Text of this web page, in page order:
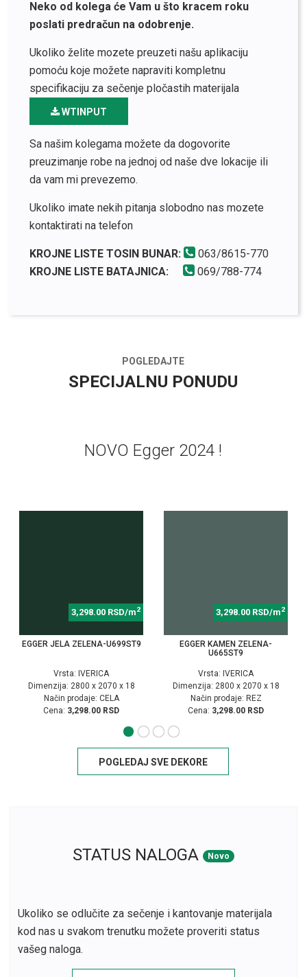
Neko od kolega će Vam u što kracem roku
poslati predračun na odobrenje.
Ukoliko želite mozete preuzeti našu aplikaciju
pomoću koje možete napraviti kompletnu
specifikaciju za sečenje pločastih materijala
WTINPUT
Sa našim kolegama možete da dogovorite
preuzimanje robe na jednoj od naše dve lokacije ili
da vam mi prevezemo.
Ukoliko imate nekih pitanja slobodno nas mozete
kontaktirati na telefon
KROJNE LISTE TOSIN BUNAR:
063/8615-770
KROJNE LISTE BATAJNICA:
069/788-774
POGLEDAJTE
SPECIJALNU PONUDU
NOVO Egger 2024 !
3,298.00 RSD/m2
EGGER JELA ZELENA-U699ST9
Vrsta: IVERICA
Dimenzija: 2800 x 2070 x 18
Način prodaje: CELA
Cena: 3,298.00 RSD
3,298.00 RSD/m2
EGGER KAMEN ZELENA-
U665ST9
Vrsta: IVERICA
Dimenzija: 2800 x 2070 x 18
Način prodaje: REZ
Cena: 3,298.00 RSD
POGLEDAJ SVE DEKORE
STATUS NALOGA Novo
Ukoliko se odlučite za sečenje i kantovanje materijala
kod nas u svakom trenutku možete proveriti status
vašeg naloga.